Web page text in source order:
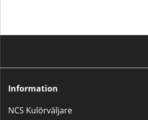
Information
NCS Kulörväljare